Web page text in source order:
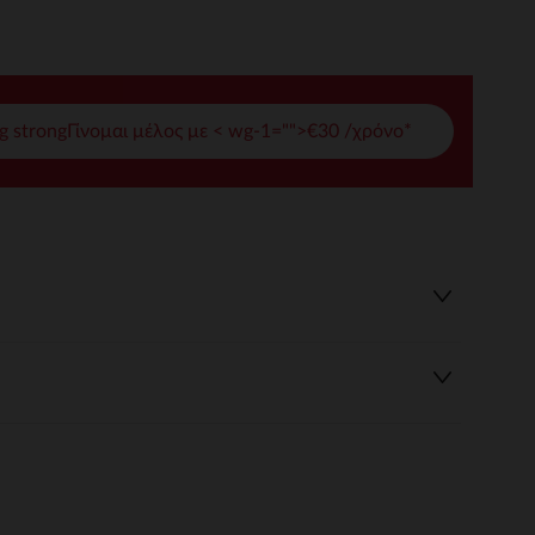
να διαχειριστείτε τις ρυθμίσεις απορρήτου,
strongΓίνομαι μέλος με < wg-1="">€30 /χρόνο*